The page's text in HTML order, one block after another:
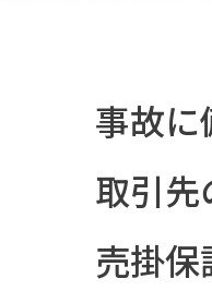
事故に
取引先
売掛保